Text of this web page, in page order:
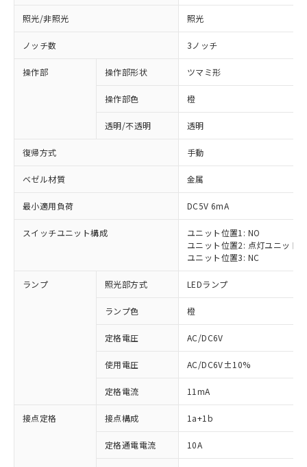
照光/非照光 照光
ノッチ数 3ノッチ
操作部 操作部形状 ツマミ形
操作部色 橙
透明/不透明 透明
復帰方式 手動
ベゼル材質 金属
最小適用負荷 DC5V 6mA
スイッチユニット構成
ユニット位置1: NO
ユニット位置2: 点灯ユニット
ユニット位置3: NC
ランプ 照光部方式 LEDランプ
ランプ色 橙
定格電圧 AC/DC6V
使用電圧 AC/DC6V±10%
定格電流 11mA
接点定格 接点構成 1a+1b
定格通電電流 10A
ご利用条件
以下の条件をお読みいただき、同意のうえ
非含有に対応した製品が提供可能な商品で
対応予定：EU RoHS指令（10物質）の非含
有に対応した製品に切り替える予定のある
対応予定なし：EU RoHS指令（10物質）の
非含有に非対応の商品で、対応品を出す予